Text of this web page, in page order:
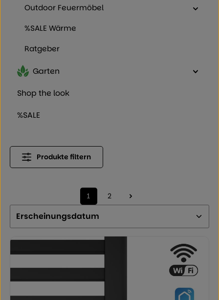
Outdoor Feuermöbel
%SALE Wärme
Ratgeber
Garten
Shop the look
%SALE
Produkte filtern
Seite
1 Seite
2